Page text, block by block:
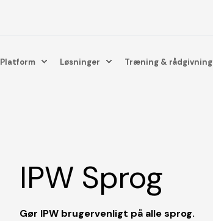
Platform Løsninger Træning & rådgivning
IPW Sprog
Gør IPW brugervenligt på alle sprog.